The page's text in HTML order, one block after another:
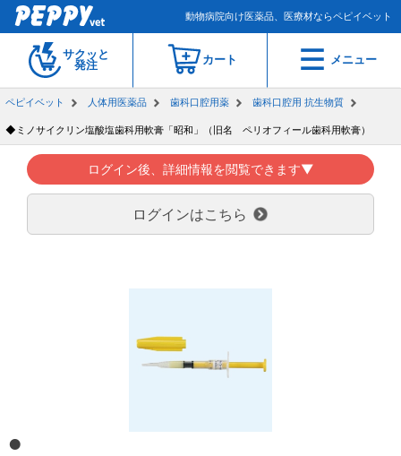
動物病院向け医薬品、医療材ならペピイベット
サクッと
発注
カート メニュー
ペピイベット 人体用医薬品 歯科口腔用薬 歯科口腔用 抗生物質
◆ミノサイクリン塩酸塩歯科用軟膏「昭和」（旧名 ペリオフィール歯科用軟膏）
ログイン後、詳細情報を閲覧できます▼
ログインはこちら